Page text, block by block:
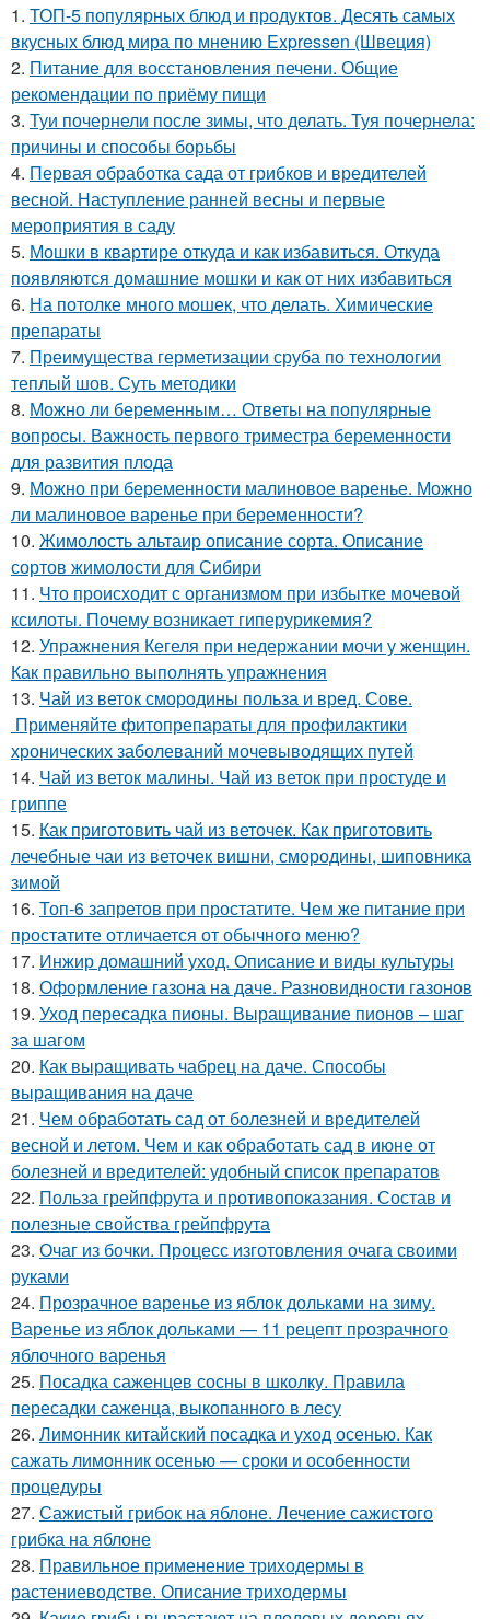
1. ТОП-5 популярных блюд и продуктов. Десять самых
вкусных блюд мира по мнению Expressen (Швеция)
2. Питание для восстановления печени. Общие
рекомендации по приёму пищи
3. Туи почернели после зимы, что делать. Туя почернела:
причины и способы борьбы
4. Первая обработка сада от грибков и вредителей
весной. Наступление ранней весны и первые
мероприятия в саду
5. Мошки в квартире откуда и как избавиться. Откуда
появляются домашние мошки и как от них избавиться
6. На потолке много мошек, что делать. Химические
препараты
7. Преимущества герметизации сруба по технологии
теплый шов. Суть методики
8. Можно ли беременным… Ответы на популярные
вопросы. Важность первого триместра беременности
для развития плода
9. Можно при беременности малиновое варенье. Можно
ли малиновое варенье при беременности?
10. Жимолость альтаир описание сорта. Описание
сортов жимолости для Сибири
11. Что происходит с организмом при избытке мочевой
ксилоты. Почему возникает гиперурикемия?
12. Упражнения Кегеля при недержании мочи у женщин.
Как правильно выполнять упражнения
13. Чай из веток смородины польза и вред. Сове.
Применяйте фитопрепараты для профилактики
хронических заболеваний мочевыводящих путей
14. Чай из веток малины. Чай из веток при простуде и
гриппе
15. Как приготовить чай из веточек. Как приготовить
лечебные чаи из веточек вишни, смородины, шиповника
зимой
16. Топ-6 запретов при простатите. Чем же питание при
простатите отличается от обычного меню?
17. Инжир домашний уход. Описание и виды культуры
18. Оформление газона на даче. Разновидности газонов
19. Уход пересадка пионы. Выращивание пионов – шаг
за шагом
20. Как выращивать чабрец на даче. Способы
выращивания на даче
21. Чем обработать сад от болезней и вредителей
весной и летом. Чем и как обработать сад в июне от
болезней и вредителей: удобный список препаратов
22. Польза грейпфрута и противопоказания. Состав и
полезные свойства грейпфрута
23. Очаг из бочки. Процесс изготовления очага своими
руками
24. Прозрачное варенье из яблок дольками на зиму.
Варенье из яблок дольками — 11 рецепт прозрачного
яблочного варенья
25. Посадка саженцев сосны в школку. Правила
пересадки саженца, выкопанного в лесу
26. Лимонник китайский посадка и уход осенью. Как
сажать лимонник осенью — сроки и особенности
процедуры
27. Сажистый грибок на яблоне. Лечение сажистого
грибка на яблоне
28. Правильное применение триходермы в
растениеводстве. Описание триходермы